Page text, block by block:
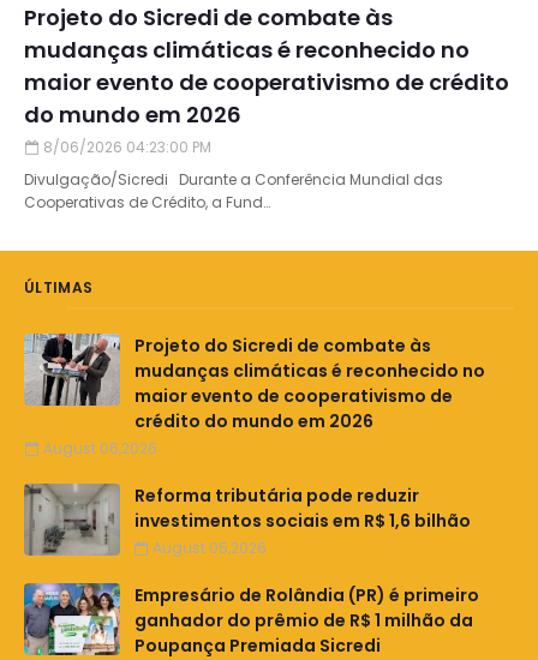
Projeto do Sicredi de combate às
mudanças climáticas é reconhecido no
maior evento de cooperativismo de crédito
do mundo em 2026
8/06/2026 04:23:00 PM
Divulgação/Sicredi Durante a Conferência Mundial das
Cooperativas de Crédito, a Fund…
ÚLTIMAS
Projeto do Sicredi de combate às
mudanças climáticas é reconhecido no
maior evento de cooperativismo de
crédito do mundo em 2026
August 06,2026
Reforma tributária pode reduzir
investimentos sociais em R$ 1,6 bilhão
August 05,2026
Empresário de Rolândia (PR) é primeiro
ganhador do prêmio de R$ 1 milhão da
Poupança Premiada Sicredi